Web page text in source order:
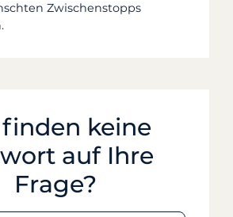
Zwischenstopps
finden keine
auf Ihre
Frage?